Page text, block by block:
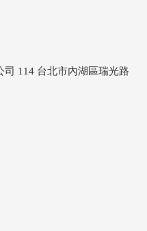
114 台北市內湖區瑞光路